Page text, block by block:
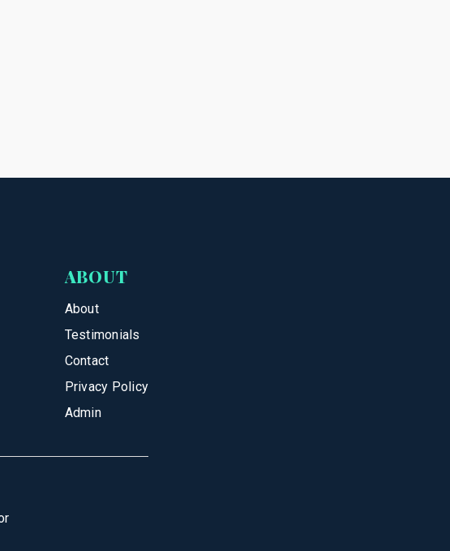
ABOUT
About
Testimonials
Contact
Privacy Policy
Admin